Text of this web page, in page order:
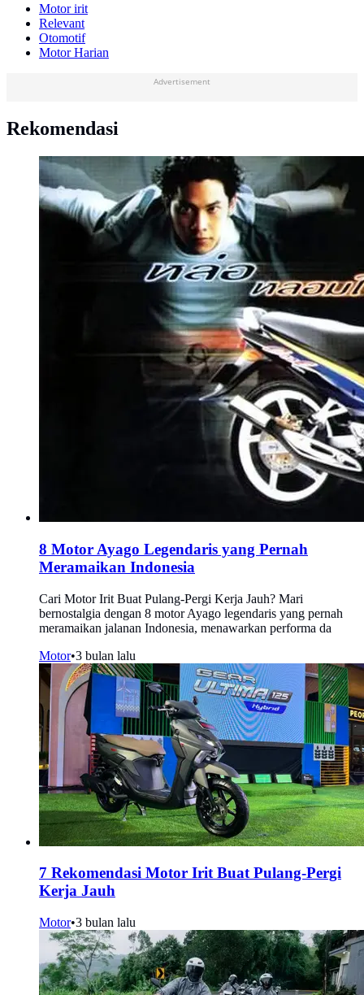
Motor irit
Relevant
Otomotif
Motor Harian
Advertisement
Rekomendasi
8 Motor Ayago Legendaris yang Pernah
Meramaikan Indonesia
Cari Motor Irit Buat Pulang-Pergi Kerja Jauh? Mari
bernostalgia dengan 8 motor Ayago legendaris yang pernah
meramaikan jalanan Indonesia, menawarkan performa da
Motor•3 bulan lalu
7 Rekomendasi Motor Irit Buat Pulang-Pergi
Kerja Jauh
Motor•3 bulan lalu